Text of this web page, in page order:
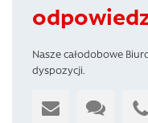
Nasze całodobowe
dyspozycji.